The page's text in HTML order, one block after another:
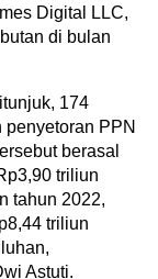
Digital LLC,
di bulan
174
PPN
berasal
triliun
tahun 2022,
triliun
Astuti.